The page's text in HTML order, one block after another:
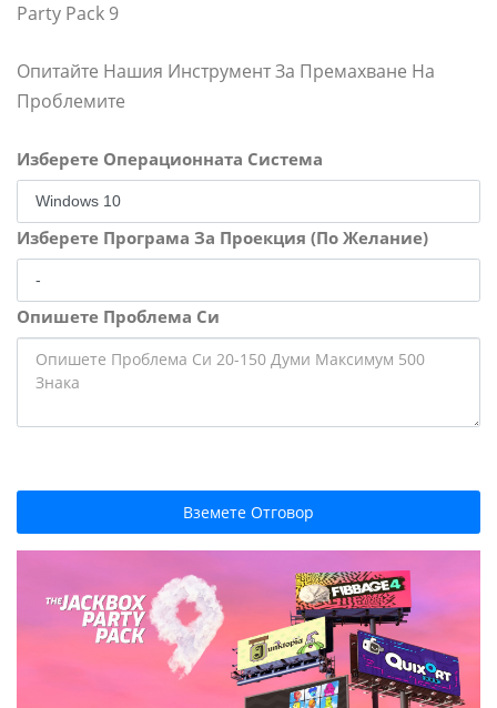
Party Pack 9
Опитайте Нашия Инструмент За Премахване На
Проблемите
Изберете Операционната Система
Изберете Програма За Проекция (По Желание)
Опишете Проблема Си
Вземете Отговор